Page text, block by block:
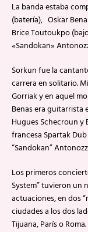
La banda estaba
(batería), Oskar
Brice Toutoukpo
«Sandokan»
Sorkun fue la
carrera en solitario.
Gorriak y en aquel
Benas era guitarrista
Hugues Schecroun
francesa Spartak
“Sandokan”
Los primeros
System” tuvieron un
actuaciones, en dos
ciudades a los dos
Tijuana, París o Roma.